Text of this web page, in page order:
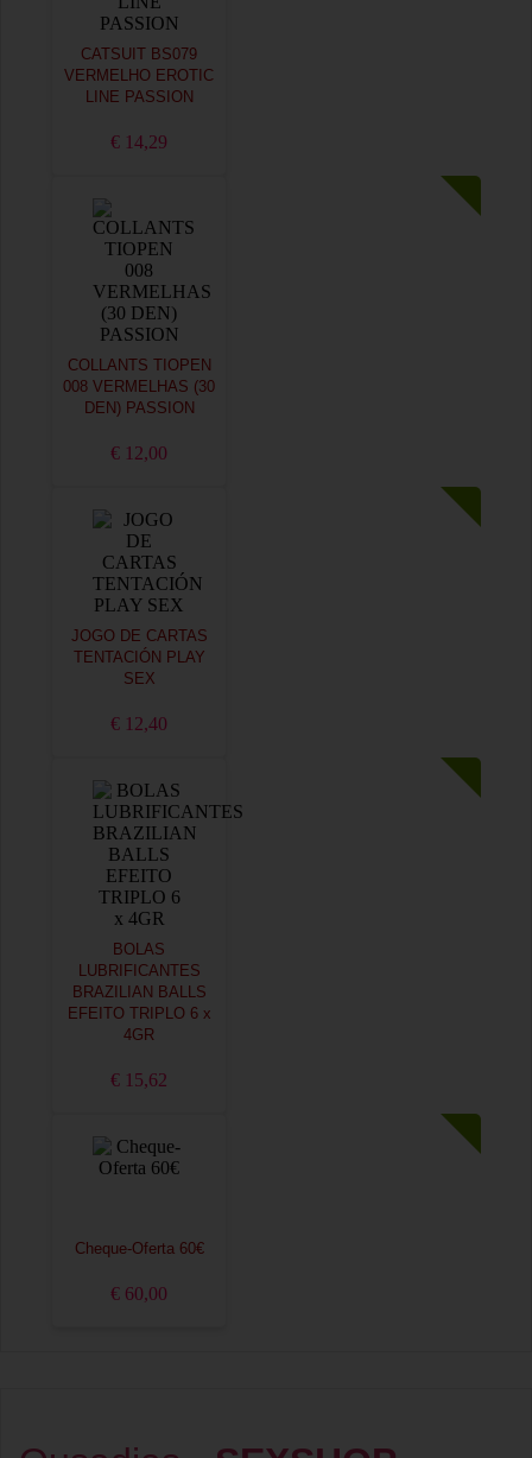
CATSUIT BS079
VERMELHO EROTIC
LINE PASSION
€ 14,29
COLLANTS TIOPEN
008 VERMELHAS (30
DEN) PASSION
€ 12,00
JOGO DE CARTAS
TENTACIÓN PLAY
SEX
€ 12,40
BOLAS
LUBRIFICANTES
BRAZILIAN BALLS
EFEITO TRIPLO 6 x
4GR
€ 15,62
Cheque-Oferta 60€
€ 60,00